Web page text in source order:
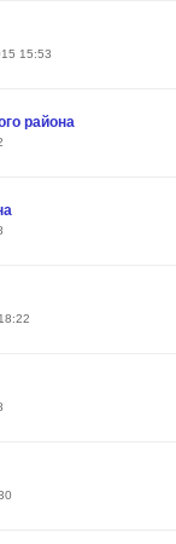
15:53
района